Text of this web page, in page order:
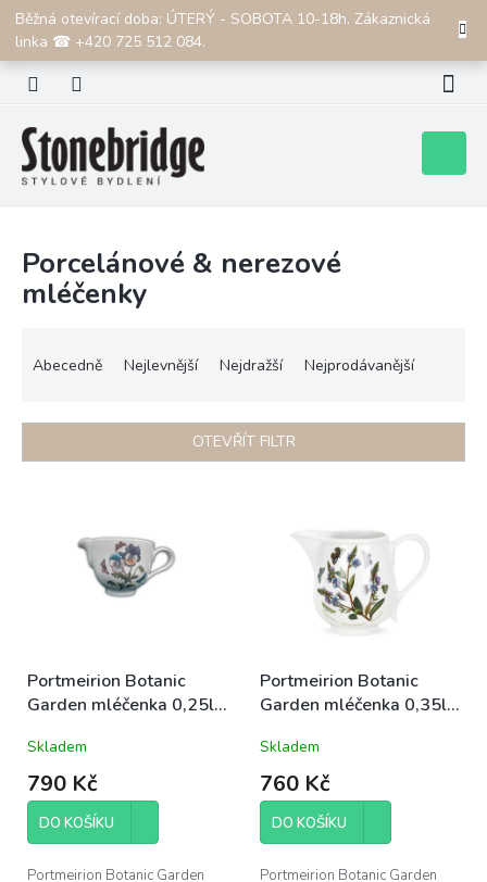
Přejít
obsah
Běžná otevírací doba: ÚTERÝ - SOBOTA 10-18h. Zákaznická
linka ☎ +420 725 512 084.
CZK
košík
Porcelánové & nerezové
mléčenky
n
í
Abecedně Nejlevnější Nejdražší Nejprodávanější
OTEVŘÍT FILTR
d
u
t
ů
Portmeirion Botanic
Garden mléčenka 0,25l
Skladem
790 Kč
DO KOŠÍKU
Portmeirion Botanic Garden
Portmeirion Botanic
Garden mléčenka 0,35l
Skladem
760 Kč
DO KOŠÍKU
Portmeirion Botanic Garden